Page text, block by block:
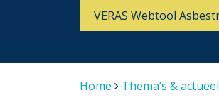
VERAS Webtool
Home Thema’s & actueel